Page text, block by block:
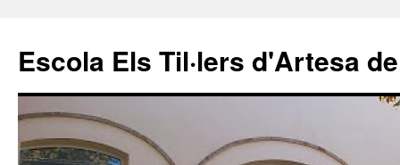
Escola Els Til·lers d'Artesa